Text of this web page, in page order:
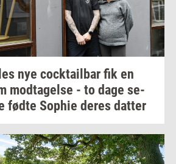
nye co­ck­tail­bar fik en
mod­ta­gel­se - to dage se­
fødte Sop­hie deres dat­ter